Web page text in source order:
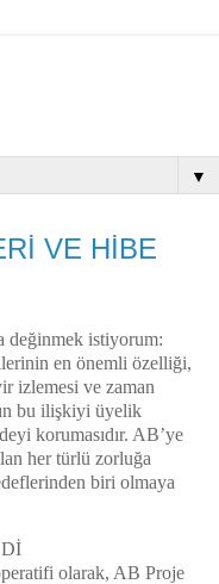
▼
VE HİBE
değinmek istiyorum:
en önemli özelliği,
izlemesi ve zaman
bu ilişkiyi üyelik
korumasıdır. AB’ye
her türlü zorluğa
biri olmaya
olarak, AB Proje